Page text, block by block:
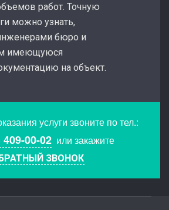
работ. Точную
можно узнать,
бюро и
имеющуюся
на объект.
услуги звоните по тел.:
409-00-02 или закажите
ЗВОНОК